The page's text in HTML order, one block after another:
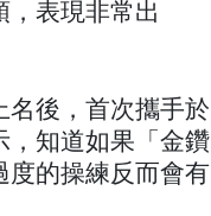
，表現非常出
名後，首次攜手於
，知道如果「金鑽
的操練反而會有